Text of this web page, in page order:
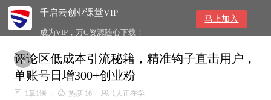
千启云创业课堂VIP
成为VIP，万G资源随心下载！
马上加入

评论区低成本引流秘籍，精准钩子直击用户，
单账号日增300+创业粉
 1章1课  热度 16  1人正在学